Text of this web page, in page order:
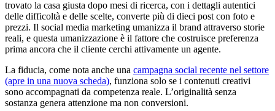
trovato la casa giusta dopo mesi di ricerca, con i dettagli autentici
delle difficoltà e delle scelte, converte più di dieci post con foto e
prezzi. Il social media marketing umanizza il brand attraverso storie
reali, e questa umanizzazione è il fattore che costruisce preferenza
prima ancora che il cliente cerchi attivamente un agente.
La fiducia, come nota anche una campagna social recente nel settore
(apre in una nuova scheda), funziona solo se i contenuti creativi
sono accompagnati da competenza reale. L’originalità senza
sostanza genera attenzione ma non conversioni.